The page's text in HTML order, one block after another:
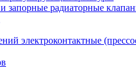
запорные радиаторные
электроконтактные